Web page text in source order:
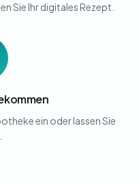
Sie Ihr digitales Rezept.
ein oder lassen Sie